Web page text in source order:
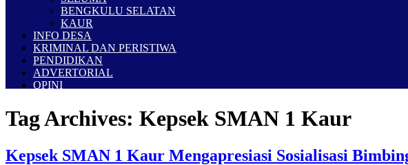
BENGKULU SELATAN
KAUR
INFO DESA
KRIMINAL DAN PERISTIWA
PENDIDIKAN
ADVERTORIAL
OPINI
Tag Archives: Kepsek SMAN 1 Kaur
Kepsek SMAN 1 Kaur Mengapresiasi Sosialisasi